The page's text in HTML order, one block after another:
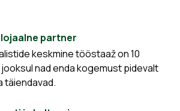
partner
keskmine tööstaaž on 10
nad enda kogemust pidevalt
täiendavad.